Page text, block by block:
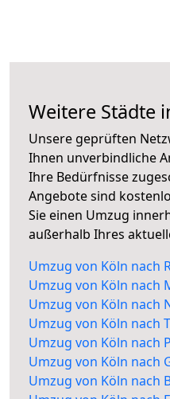
Weitere Städte
Unsere geprüften
Ihnen unverbindliche
Ihre Bedürfnisse
Angebote sind
Sie einen Umzug
außerhalb Ihres
Umzug von Köln nach
Umzug von Köln nach
Umzug von Köln nach
Umzug von Köln nach
Umzug von Köln nach
Umzug von Köln nach
Umzug von Köln nach